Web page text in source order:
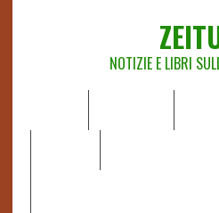
NOTIZIE E LIBRI